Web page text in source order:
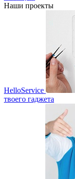
Наши проекты
HelloService
твоего гаджета